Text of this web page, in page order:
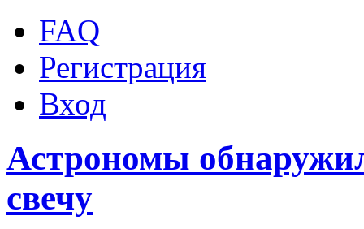
FAQ
Регистрация
Вход
Астрономы
свечу